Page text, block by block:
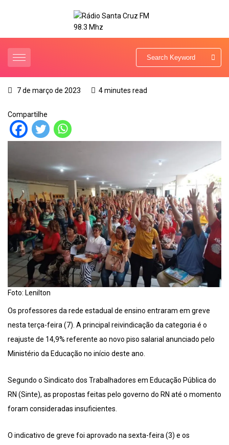
7 de março de 2023 4 minutes read
Compartilhe
Foto: Lenilton
Os professores da rede estadual de ensino entraram em greve
nesta terça-feira (7). A principal reivindicação da categoria é o
reajuste de 14,9% referente ao novo piso salarial anunciado pelo
Ministério da Educação no início deste ano.
Segundo o Sindicato dos Trabalhadores em Educação Pública do
RN (Sinte), as propostas feitas pelo governo do RN até o momento
foram consideradas insuficientes.
O indicativo de greve foi aprovado na sexta-feira (3) e os